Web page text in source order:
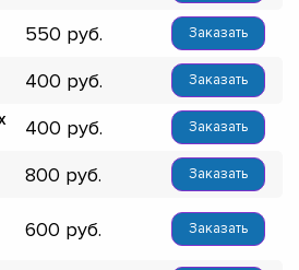
550 Заказать
400 Заказать
400 Заказать
800 Заказать
600 Заказать